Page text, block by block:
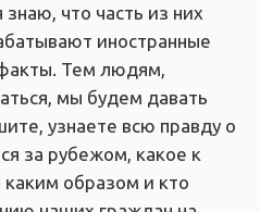
что часть из них
иностранные
Тем людям,
мы будем давать
узнаете всю правду о
за рубежом, какое к
образом и кто